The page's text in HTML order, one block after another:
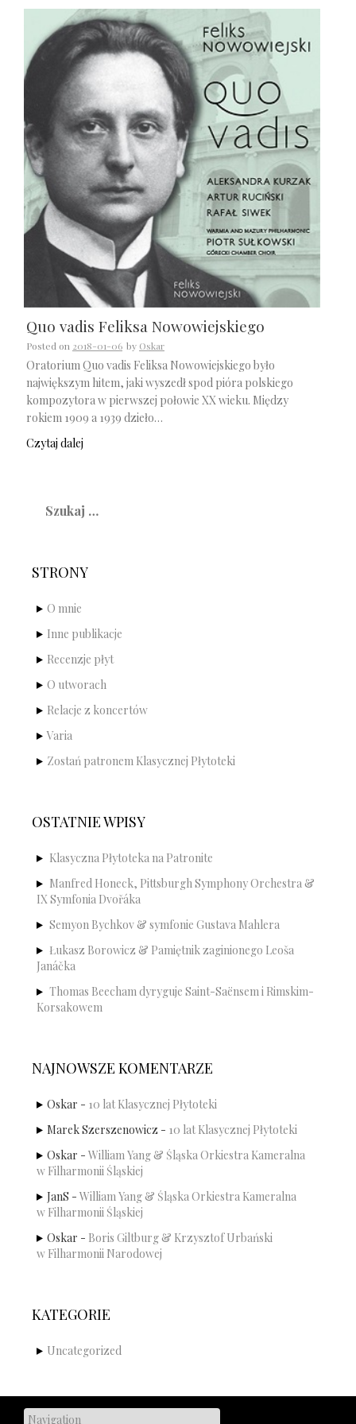
Quo vadis Feliksa Nowowiejskiego
Posted on 2018-01-06 by Oskar
Oratorium Quo vadis Feliksa Nowowiejskiego było
największym hitem, jaki wyszedł spod pióra polskiego
kompozytora w pierwszej połowie XX wieku. Między
rokiem 1909 a 1939 dzieło…
Czytaj dalej
STRONY
O mnie
Inne publikacje
Recenzje płyt
O utworach
Relacje z koncertów
Varia
Zostań patronem Klasycznej Płytoteki
OSTATNIE WPISY
Klasyczna Płytoteka na Patronite
Manfred Honeck, Pittsburgh Symphony Orchestra &
IX Symfonia Dvořáka
Semyon Bychkov & symfonie Gustava Mahlera
Łukasz Borowicz & Pamiętnik zaginionego Leoša
Janáčka
Thomas Beecham dyryguje Saint-Saënsem i Rimskim-
Korsakowem
NAJNOWSZE KOMENTARZE
Oskar - 10 lat Klasycznej Płytoteki
Marek Szerszenowicz - 10 lat Klasycznej Płytoteki
Oskar - William Yang & Śląska Orkiestra Kameralna
w Filharmonii Śląskiej
JanS - William Yang & Śląska Orkiestra Kameralna
w Filharmonii Śląskiej
Oskar - Boris Giltburg & Krzysztof Urbański
w Filharmonii Narodowej
KATEGORIE
Uncategorized